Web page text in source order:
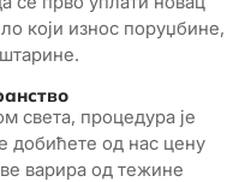
који износ поруџбине,
света, процедура је
добићете од нас цену
варира од тежине